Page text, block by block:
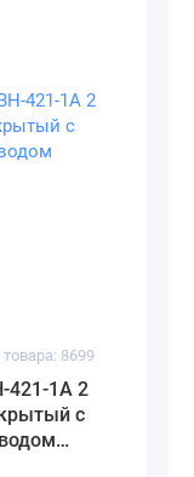
8699
421-1A 2
с